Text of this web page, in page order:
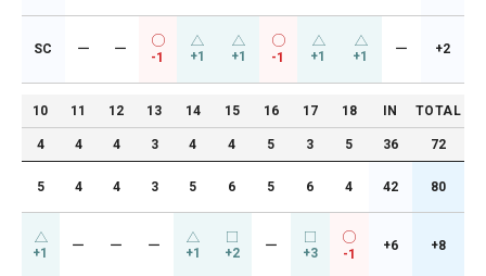
SC ー ー
-1 +1 +1 -1 +1 +1 ー +2
10 11 12 13 14 15 16 17 18 IN TOTAL
4 4 4 3 4 4 5 3 5 36 72
5 4 4 3 5 6 5 6 4 42 80
+1 ー ー ー +1 +2 ー +3 -1
+6 +8